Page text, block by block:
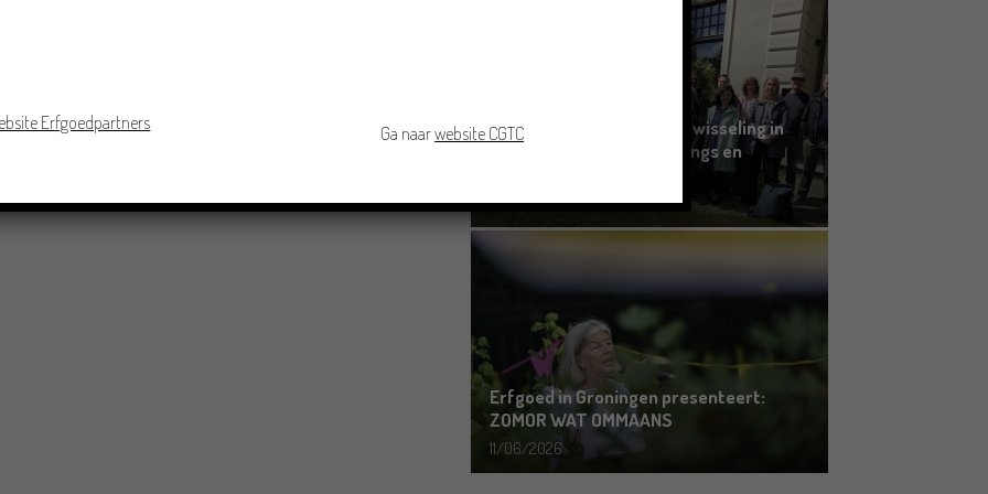
Grensoverschrijdende uitwisseling in
Oldenburg rond het Gronings en
19/06/2026
Erfgoed in Groningen presenteert:
ZOMOR WAT OMMAANS
11/06/2026
Erfgoedpartners
Ga naarwebsite CGTC